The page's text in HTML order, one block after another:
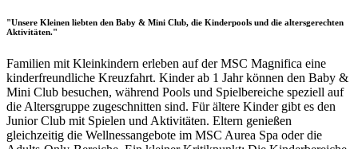
"Unsere Kleinen liebten den Baby & Mini Club, die Kinderpools und die altersgerechten
Aktivitäten."
Familien mit Kleinkindern erleben auf der MSC Magnifica eine
kinderfreundliche Kreuzfahrt. Kinder ab 1 Jahr können den Baby &
Mini Club besuchen, während Pools und Spielbereiche speziell auf
die Altersgruppe zugeschnitten sind. Für ältere Kinder gibt es den
Junior Club mit Spielen und Aktivitäten. Eltern genießen
gleichzeitig die Wellnessangebote im MSC Aurea Spa oder die